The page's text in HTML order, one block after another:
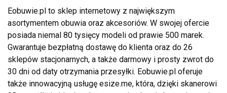
Eobuwie.pl to sklep internetowy z największym
asortymentem obuwia oraz akcesoriów. W swojej ofercie
posiada niemal 80 tysięcy modeli od prawie 500 marek.
Gwarantuje bezpłatną dostawę do klienta oraz do 26
sklepów stacjonarnych, a także darmowy i prosty zwrot do
30 dni od daty otrzymania przesyłki. Eobuwie.pl oferuje
także innowacyjną usługę esize.me, która, dzięki skanerowi